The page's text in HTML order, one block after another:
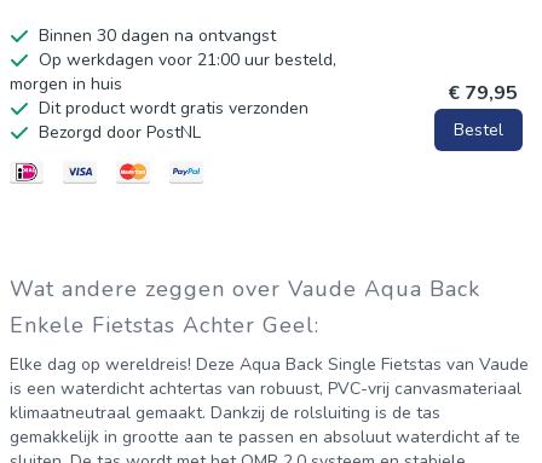
Binnen 30 dagen na ontvangst
Op werkdagen voor 21:00 uur besteld,
morgen in huis
Dit product wordt gratis verzonden
Bezorgd door PostNL
€ 79,95
Bestel
Wat andere zeggen over Vaude Aqua Back
Enkele Fietstas Achter Geel:
Elke dag op wereldreis! Deze Aqua Back Single Fietstas van Vaude
is een waterdicht achtertas van robuust, PVC-vrij canvasmateriaal
klimaatneutraal gemaakt. Dankzij de rolsluiting is de tas
gemakkelijk in grootte aan te passen en absoluut waterdicht af te